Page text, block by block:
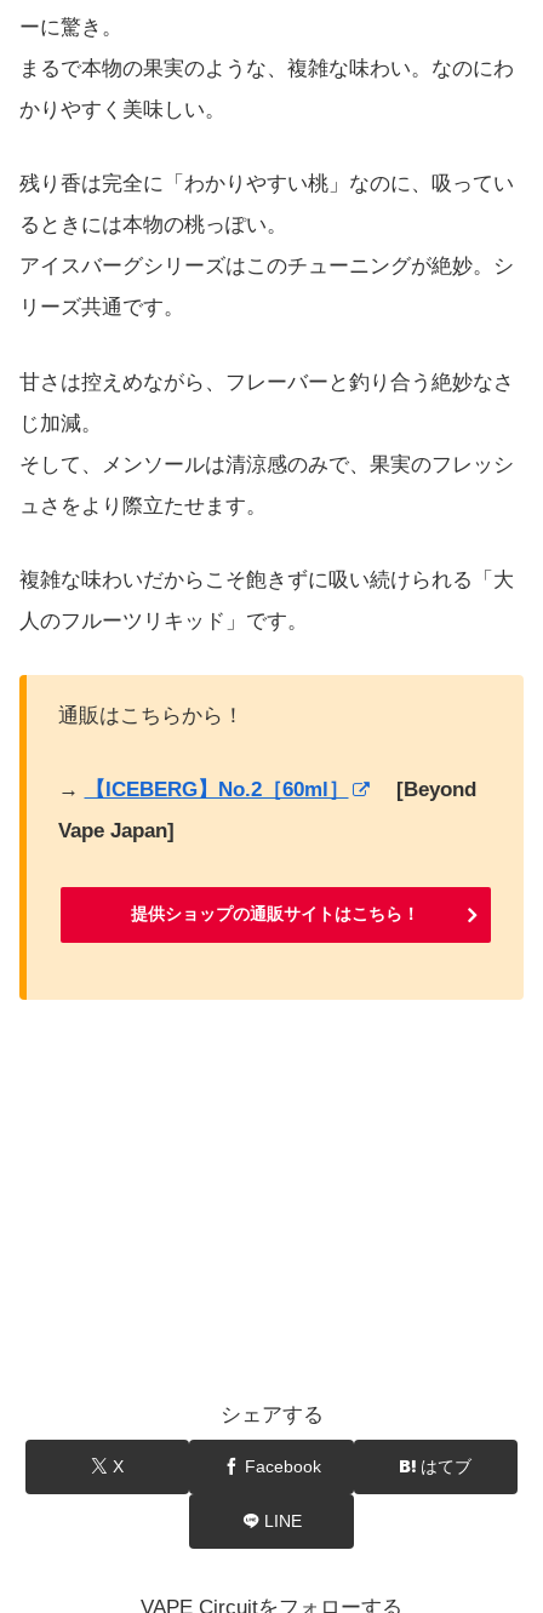
ーに驚き。
まるで本物の果実のような、複雑な味わい。なのにわ
かりやすく美味しい。
残り香は完全に「わかりやすい桃」なのに、吸ってい
るときには本物の桃っぽい。
アイスバーグシリーズはこのチューニングが絶妙。シ
リーズ共通です。
甘さは控えめながら、フレーバーと釣り合う絶妙なさ
じ加減。
そして、メンソールは清涼感のみで、果実のフレッシ
ュさをより際立たせます。
複雑な味わいだからこそ飽きずに吸い続けられる「大
人のフルーツリキッド」です。
通販はこちらから！
→ 【ICEBERG】No.2［60ml］
[Beyond
Vape Japan]
提供ショップの通販サイトはこちら！
シェアする
X Facebook はてブ
LINE
VAPE Circuitをフォローする